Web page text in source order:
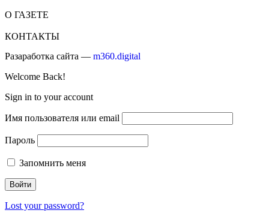
О ГАЗЕТЕ
КОНТАКТЫ
Разаработка сайта — m360.digital
Welcome Back!
Sign in to your account
Имя пользователя или email
Пароль
Запомнить меня
Lost your password?